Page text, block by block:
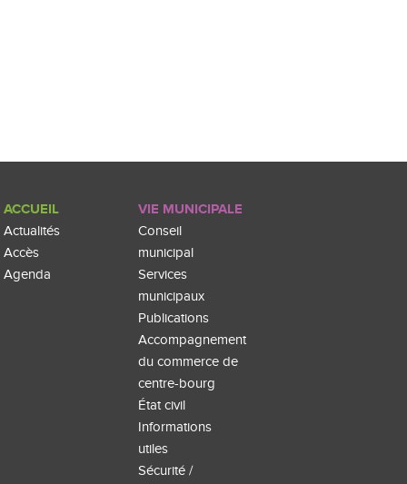
ACCUEIL
Actualités
Accès
Agenda
VIE MUNICIPALE
Conseil
municipal
Services
municipaux
Publications
Accompagnement
du commerce de
centre-bourg
État civil
Informations
utiles
Sécurité /